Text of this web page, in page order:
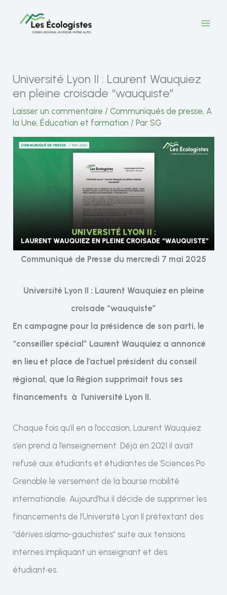
Université Lyon II : Laurent Wauquiez
en pleine croisade “wauquiste”
Laisser un commentaire / Communiqués de presse,A
la Une,Éducation et formation / Par SG
Communiqué de Presse du mercredi 7 mai 2025
Université Lyon II : Laurent Wauquiez en pleine
croisade “wauquiste”
En campagne pour la présidence de son parti, le
“conseiller spécial” Laurent Wauquiez a annoncé
en lieu et place de l’actuel président du conseil
régional, que la Région supprimait tous ses
financements à l’université Lyon II.
Chaque fois qu’il en a l’occasion, Laurent Wauquiez
s’en prend à l’enseignement. Déjà en 2021 il avait
refusé aux étudiants et étudiantes de Sciences Po
Grenoble le versement de la bourse mobilité
internationale. Aujourd’hui il décide de supprimer les
financements de l’Université Lyon II prétextant des
“dérives islamo-gauchistes” suite aux tensions
internes impliquant un enseignant et des
étudiant·es.